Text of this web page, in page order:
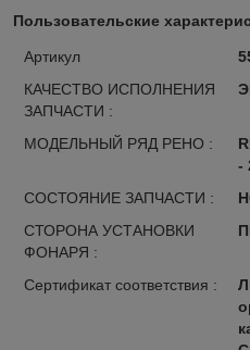
Пользовательские
Артикул
КАЧЕСТВО ИСПОЛНЕНИЯ
ЗАПЧАСТИ :
МОДЕЛЬНЫЙ РЯД РЕНО :
-
СОСТОЯНИЕ ЗАПЧАСТИ :
СТОРОНА УСТАНОВКИ
ФОНАРЯ :
Сертификат соответствия :